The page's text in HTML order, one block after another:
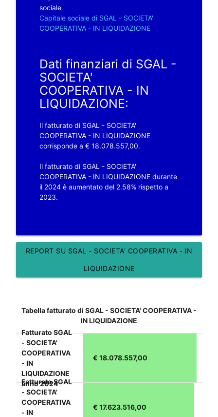
sociale
Capitale sociale di SGAL - SOCIETA'
COOPERATIVA - IN LIQUIDAZIONE
Dati finanziari di SGAL -
SOCIETA'
COOPERATIVA - IN
LIQUIDAZIONE:
Il fatturato di SGAL - SOCIETA'
COOPERATIVA - IN LIQUIDAZIONE
corrisponde a € 18.078.557,00.
Il fatturato di SGAL - SOCIETA'
COOPERATIVA - IN LIQUIDAZIONE durante
il 2024 è aumentato del 2.58% rispetto a
2023.
REPORT SU SGAL - SOCIETA' COOPERATIVA - IN
LIQUIDAZIONE
Tabella fatturato di SGAL - SOCIETA' COOPERATIVA -
IN LIQUIDAZIONE
Fatturato SGAL
- SOCIETA'
COOPERATIVA
- IN
LIQUIDAZIONE
anno 2024
€ 18.078.557,00
Fatturato SGAL
- SOCIETA'
COOPERATIVA
- IN
€ 17.623.516,00